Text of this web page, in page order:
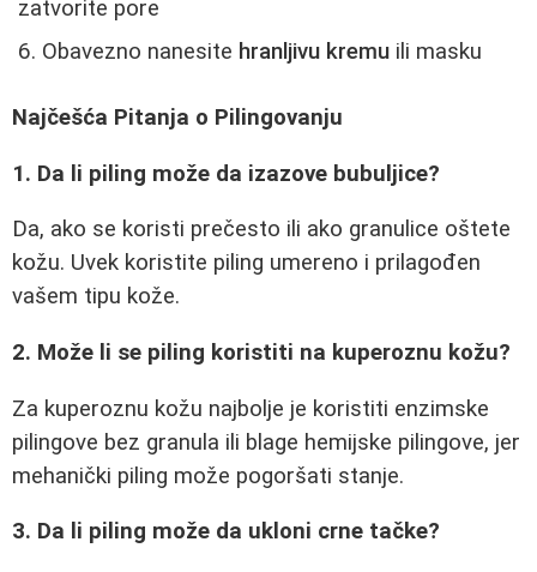
zatvorite pore
Obavezno nanesite hranljivu kremu ili masku
Najčešća Pitanja o Pilingovanju
1. Da li piling može da izazove bubuljice?
Da, ako se koristi prečesto ili ako granulice oštete
kožu. Uvek koristite piling umereno i prilagođen
vašem tipu kože.
2. Može li se piling koristiti na kuperoznu kožu?
Za kuperoznu kožu najbolje je koristiti enzimske
pilingove bez granula ili blage hemijske pilingove, jer
mehanički piling može pogoršati stanje.
3. Da li piling može da ukloni crne tačke?